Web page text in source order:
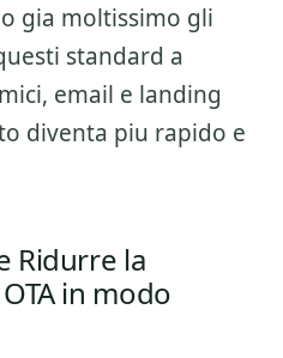
gia moltissimo gli
standard a
email e landing
diventa piu rapido e
Ridurre la
in modo